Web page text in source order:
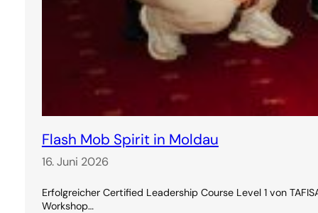
Flash Mob Spirit in Moldau
16. Juni 2026
Erfolgreicher Certified Leadership Course Level 1 von
Workshop…